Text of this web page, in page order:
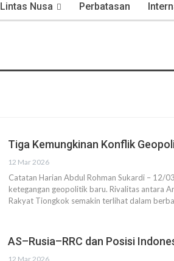
Lintas Nusa Perbatasan
Tiga Kemungkinan Konflik
12 Mar 2026
Catatan Harian Abdul Rohman Sukardi – 12/
ketegangan geopolitik baru. Rivalitas antara
Rakyat Tiongkok semakin terlihat dalam
AS–Rusia–RRC dan Posisi
12 Mar 2026